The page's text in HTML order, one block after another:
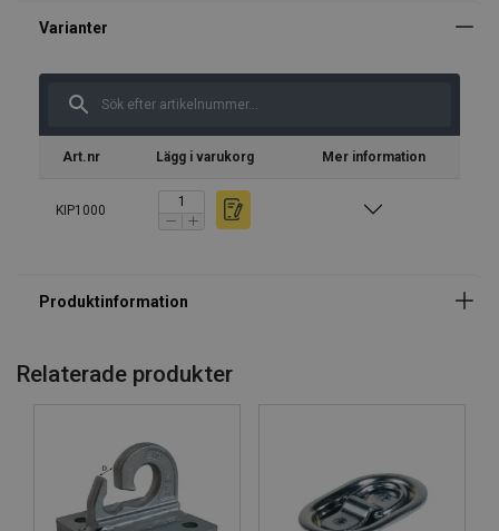
Art.nr Lägg i varukorg Mer information
KIP1000
Relaterade produkter